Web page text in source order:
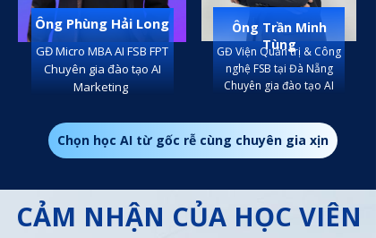
GĐ Micro MBA AI FSB FPT
Chuyên gia đào tạo AI
Marketing
Ông Phùng Hải Long
GĐ Viện Quản trị & Công
nghệ FSB tại Đà Nẵng
Chuyên gia đào tạo AI
Ông Trần Minh
Tùng
Chọn học AI từ gốc rễ cùng chuyên gia xịn
CẢM NHẬN CỦA HỌC VIÊN